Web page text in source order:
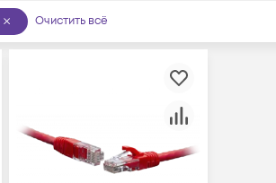
Очистить всё